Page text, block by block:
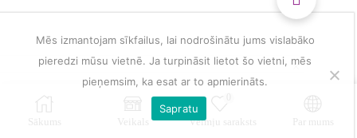
Sākums Veikals Vēlmju saraksts Par mums
Mēs izmantojam sīkfailus, lai nodrošinātu jums vislabāko
pieredzi mūsu vietnē. Ja turpināsit lietot šo vietni, mēs
pieņemsim, ka esat ar to apmierināts.
Sapratu